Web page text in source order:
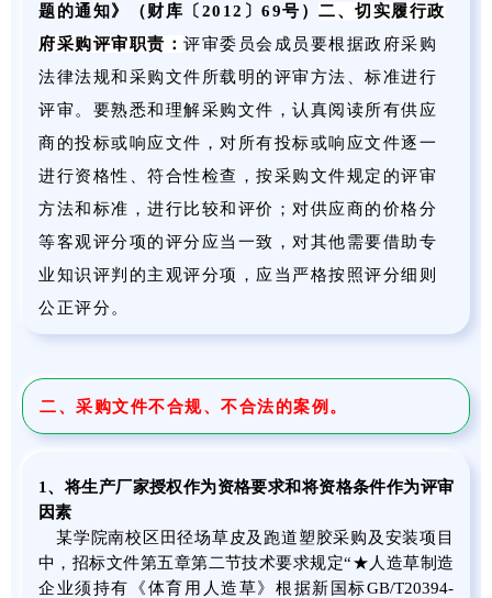
题的通知》 （财库〔 2012〕69号） 二、切实履行政
府采购评审职责 ： 评审委员会成员要根据政府采购
法律法规和采购文件所载明的评审方法、标准进行
评审。要熟悉和理解采购文件，认真阅读所有供应
商的投标或响应文件，对所有投标或响应文件逐一
进行资格性、符合性检查，按采购文件规定的评审
方法和标准，进行比较和评价；对供应商的价格分
等客观评分项的评分应当一致，对其他需要借助专
业知识评判的主观评分项，应当严格按照评分细则
公正评分。
二、采购文件不合规、不合法的案例。
1 、将生产厂家授权作为资格要求和将资格条件作为评审
因素
某学院南校区田径场草皮及跑道塑胶采购及安装项目
中，招标文件第五章第二节技术要求规定“★人造草制造
企业须持有《体育用人造草》根据新国标GB/T20394-